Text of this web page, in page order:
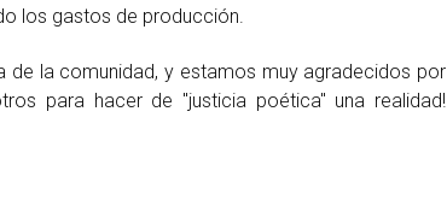
los gastos de producción.
de la comunidad, y estamos muy agradecidos por
para hacer de "justicia poética" una realidad!